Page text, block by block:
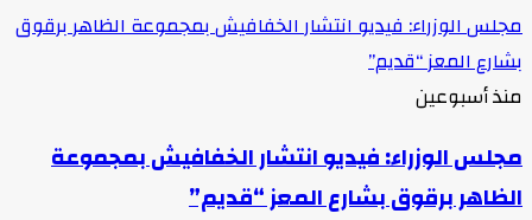
مجلس الوزراء: فيديو انتشار الخفافيش بمجموعة الظاهر برقوق
بشارع المعز “قديم”
منذ أسبوعين
مجلس الوزراء: فيديو انتشار الخفافيش بمجموعة
الظاهر برقوق بشارع المعز “قديم”